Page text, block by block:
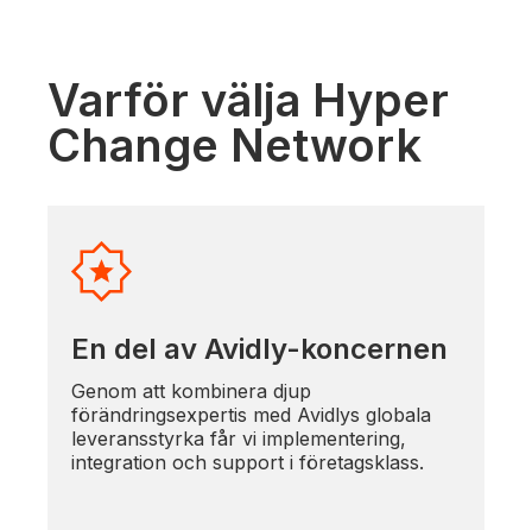
Varför välja Hyper
Change Network
En del av Avidly-koncernen
Genom att kombinera djup
förändringsexpertis med Avidlys globala
leveransstyrka får vi implementering,
integration och support i företagsklass.